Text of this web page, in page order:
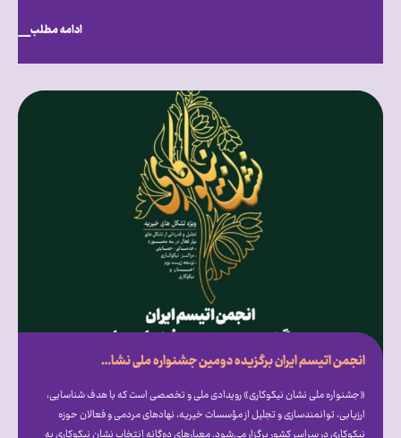
ادامه مطلب
انجمن اتیسم ایران برگزیده دومین جشنواره ملی نشان نیکوکاری شد
«جشنواره ملی نشان نیکوکاری» رویدادی ملی و تخصصی است که با هدف شناسایی،
ارزیابی، توانمندسازی و تجلیل از مؤسسات خیریه، نهادهای مردمی و فعالان حوزه